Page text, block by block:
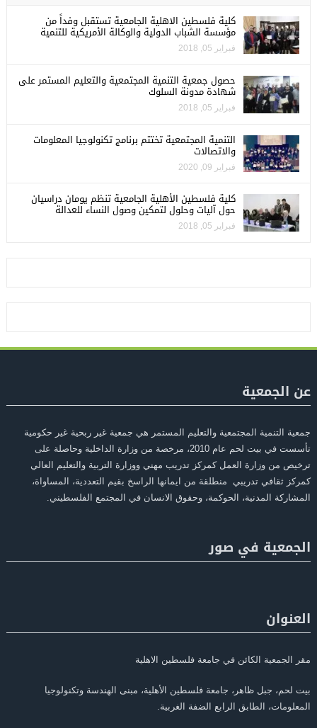
كلية فلسطين الاهلية الجامعية تستقبل وفداً من
مؤسسة الشباب الدولية والوكالة الأمريكية للتنمية
فبراير 05, 2018
حصول جمعية التنمية المجتمعية والتعليم المستمر على
شهادة مدونة السلوك
فبراير 05, 2018
التنمية المجتمعية تختتم برنامج تكنولوجيا المعلومات
والاتصالات
فبراير 09, 2020
كلية فلسطين الأهلية الجامعية تنظم يومان دراسيان
حول آليات وحلول لتمكين وصول النساء للعدالة
فبراير 05, 2018
عن الجمعية
جمعية التنمية المجتمعية والتعليم المستمر هي جمعية غير ربحية غير حكومية
تأسست في بيت لحم عام 2010، مرخصة من وزارة الداخلية وحاصلة على
ترخيص من وزارة العمل كمركز تدريب مهني ووزارة التربية والتعليم العالي
كمركز ثقافي تدريبي منطلقة من ايمانها الراسخ بقيم التعددية، المساواة،
المشاركة المدنية، الحوكمة، وحقوق الانسان في المجتمع الفلسطيني.
الجمعية في صور
العنوان
مقر الجمعية الكائن في جامعة فلسطين الاهلية
بيت لحم، جبل ظاهر، جامعة فلسطين الأهلية، مبنى الهندسة وتكنولوجيا
المعلومات، الطابق الرابع الضفة الغربية.